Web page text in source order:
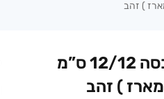
מגש TA פלסטיק עם מכסה 12/12 ס”מ